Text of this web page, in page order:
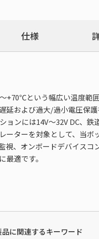
仕様
+70℃という幅広い温度範
延および過大/過小電圧保
ョンには14V～32V DC、
ーターを対象として、当ボ
視、オンボードデバイス
最適です。
品に関連するキーワード